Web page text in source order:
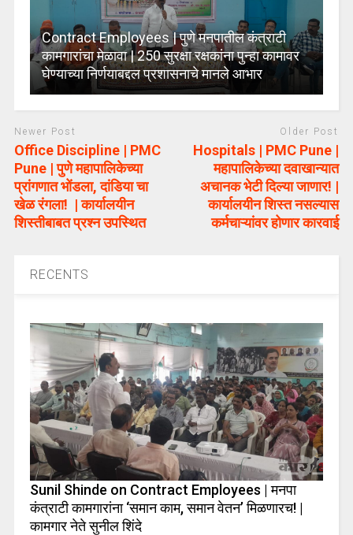
Contract Employees | पुणे मनपातील कंत्राटी
कामगारांचा मेळावा | 250 सुरक्षा रक्षकांना पुन्हा कामावर
घेण्याच्या निर्णयाबद्दल प्रशासनाचे मानले आभार
Newer Post
Office Discipline | PMC
Pune | पुणे महापालिकेच्या
प्रांगणात भोंडला, दांडिया चा
खेळ रंगला! | कार्यालयीन
शिस्तीबाबत प्रश्न उपस्थित
Older Post
Hospitals | PMC Pune |
महापालिकेच्या दवाखान्यात
अचानक भेटी दिल्या जाणार! |
कार्यालयीन शिस्त नसल्यास
कर्मचाऱ्यांवर होणार कारवाई
RECENTS
Sunil Shinde on Contract Employees | मनपा
कंत्राटी कामगारांना ‘समान काम, समान वेतन’ मिळणारच! |
कामगार नेते सुनील शिंदे